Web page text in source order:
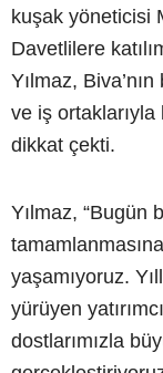
kuşak yöneticisi
Davetlilere
Yılmaz,
ve iş
dikkat çekti.
Yılmaz, “Bugün
yaşamıyoruz.
yürüyen
dostlarımızla